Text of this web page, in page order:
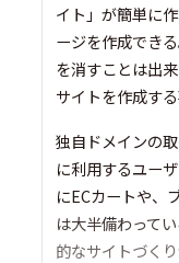
イト」が簡単に
ージを作成でき
を消すことは出
サイトを作成する
独自ドメインの
に利用するユー
にECカートや、
は大半備わって
的なサイトづく